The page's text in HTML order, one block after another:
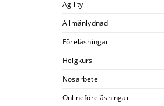
Agility
Allmänlydnad
Föreläsningar
Helgkurs
Nosarbete
Onlineföreläsningar